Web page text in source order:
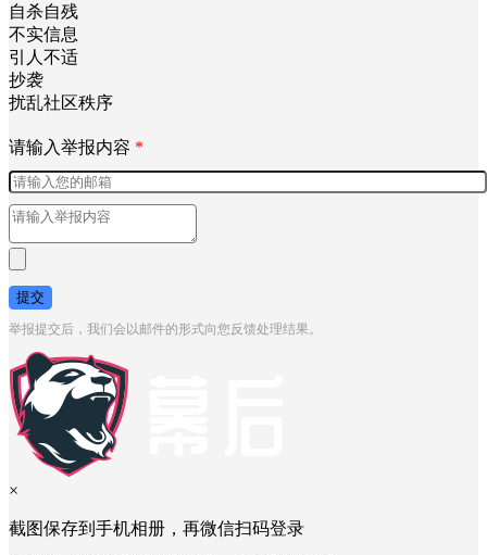
自杀自残
不实信息
引人不适
抄袭
扰乱社区秩序
请输入举报内容 *
提交
举报提交后，我们会以邮件的形式向您反馈处理结果。
×
截图保存到手机相册，再微信扫码登录